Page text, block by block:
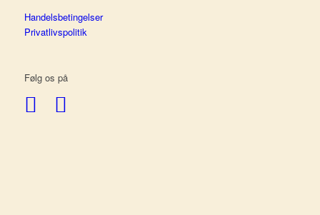
Handelsbetingelser
Privatlivspolitik
Følg os på